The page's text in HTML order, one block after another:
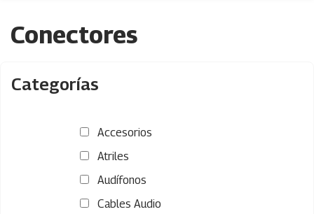
Conectores
Categorías
Accesorios
Atriles
Audífonos
Cables Audio